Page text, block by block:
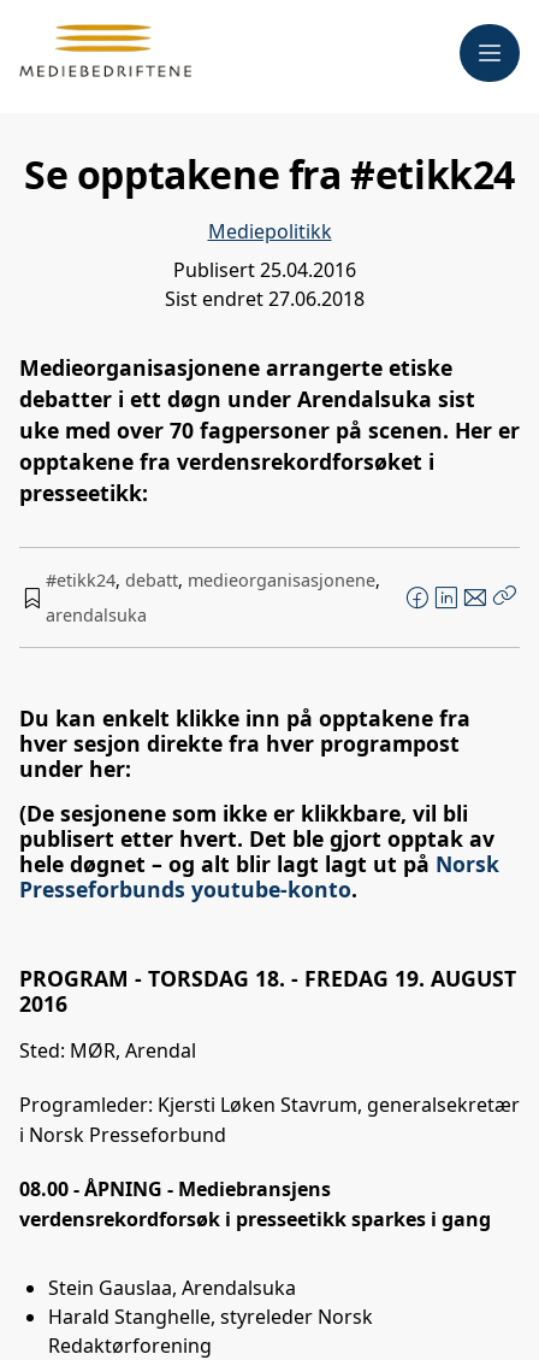
Meny
Se opptakene fra #etikk24
Mediepolitikk
Publisert25.04.2016
Sist endret27.06.2018
Medieorganisasjonene arrangerte etiske
debatter i ett døgn under Arendalsuka sist
uke med over 70 fagpersoner på scenen. Her er
opptakene fra verdensrekordforsøket i
presseetikk:
#etikk24, debatt, medieorganisasjonene,
arendalsuka
F
b
o
k
L
e
d
n
E
s
Du kan enkelt klikke inn på opptakene fra
hver sesjon direkte fra hver programpost
under her:
(De sesjonene som ikke er klikkbare, vil bli
publisert etter hvert. Det ble gjort opptak av
hele døgnet – og alt blir lagt lagt ut på Norsk
Presseforbunds youtube-konto.
PROGRAM - TORSDAG 18. - FREDAG 19. AUGUST
2016
Sted: MØR, Arendal
Programleder: Kjersti Løken Stavrum, generalsekretær
i Norsk Presseforbund
08.00 - ÅPNING - Mediebransjens
verdensrekordforsøk i presseetikk sparkes i gang
Stein Gauslaa, Arendalsuka
Harald Stanghelle, styreleder Norsk
Redaktørforening